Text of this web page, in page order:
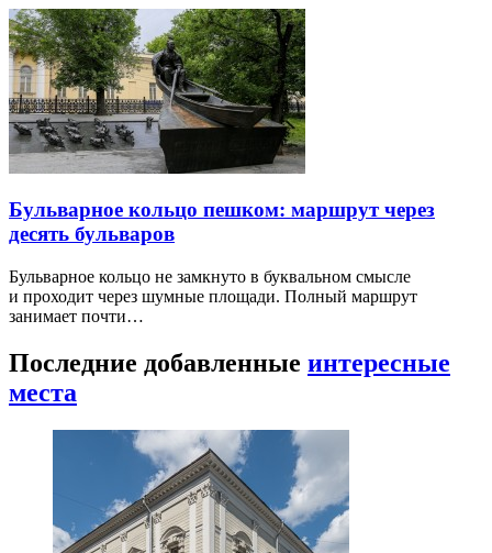
Бульварное кольцо пешком: маршрут через
десять бульваров
Бульварное кольцо не замкнуто в буквальном смысле
и проходит через шумные площади. Полный маршрут
занимает почти…
Последние добавленные интересные
места